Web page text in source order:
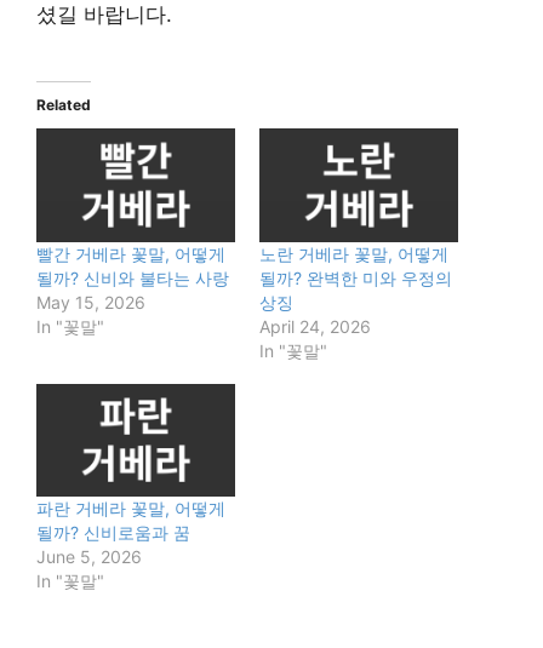
셨길 바랍니다.
Related
빨간 거베라 꽃말, 어떻게
될까? 신비와 불타는 사랑
May 15, 2026
In "꽃말"
노란 거베라 꽃말, 어떻게
될까? 완벽한 미와 우정의
상징
April 24, 2026
In "꽃말"
파란 거베라 꽃말, 어떻게
될까? 신비로움과 꿈
June 5, 2026
In "꽃말"